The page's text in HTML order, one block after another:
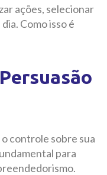
ações, selecionar
Como isso é
controle sobre sua
para